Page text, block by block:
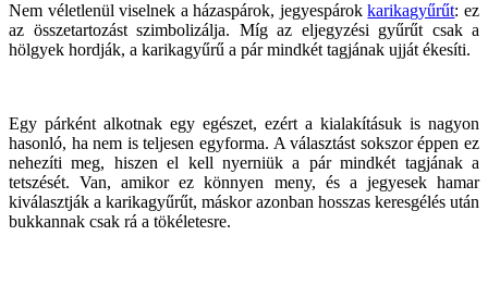
Nem véletlenül viselnek a házaspárok, jegyespárokkarikagyűrűt: ez
az összetartozást szimbolizálja. Míg az eljegyzési gyűrűt csak a
hölgyek hordják, a karikagyűrű a pár mindkét tagjának ujját ékesíti.
Egy párként alkotnak egy egészet, ezért a kialakításuk is nagyon
hasonló, ha nem is teljesen egyforma. A választást sokszor éppen ez
nehezíti meg, hiszen el kell nyerniük a pár mindkét tagjának a
tetszését. Van, amikor ez könnyen meny, és a jegyesek hamar
kiválasztják a karikagyűrűt, máskor azonban hosszas keresgélés után
bukkannak csak rá a tökéletesre.